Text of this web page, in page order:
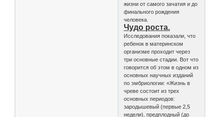
жизни от самого зачатия и до
финального рождения
человека.
Чудо роста.
Исследования показали, что
ребенок в материнском
организме проходит через
три основные стадии. Вот что
говорится об этом в одном из
основных научных изданий
по эмбриологии: «Жизнь в
чреве состоит из трех
основных периодов:
зародышевый (первые 2,5
недели), предплодный (до